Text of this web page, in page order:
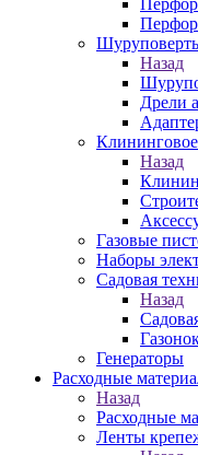
Назад
Дрели
Назад
Газовые
Наборы
Садовая
Назад
Генераторы
Расходные
Назад
Расходные
Ленты